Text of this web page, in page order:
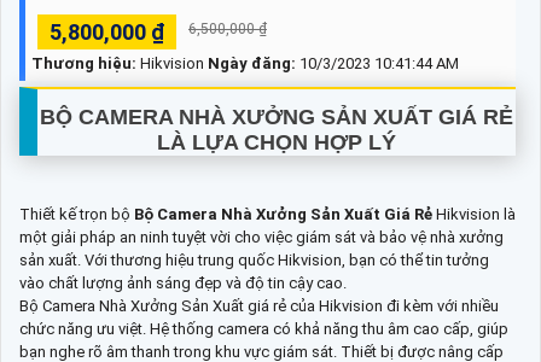
5,800,000 ₫ 6,500,000 ₫
Thương hiệu: Hikvision Ngày đăng: 10/3/2023 10:41:44 AM
BỘ CAMERA NHÀ XƯỞNG SẢN XUẤT GIÁ RẺ
LÀ LỰA CHỌN HỢP LÝ
Thiết kế trọn bộ Bộ Camera Nhà Xưởng Sản Xuất Giá Rẻ Hikvision là
một giải pháp an ninh tuyệt vời cho việc giám sát và bảo vệ nhà xưởng
sản xuất. Với thương hiệu trung quốc Hikvision, bạn có thể tin tưởng
vào chất lượng ảnh sáng đẹp và độ tin cậy cao.
Bộ Camera Nhà Xưởng Sản Xuất giá rẻ của Hikvision đi kèm với nhiều
chức năng ưu việt. Hệ thống camera có khả năng thu âm cao cấp, giúp
bạn nghe rõ âm thanh trong khu vực giám sát. Thiết bị được nâng cấp